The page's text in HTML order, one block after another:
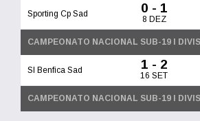
Sporting Cp Sad 0 - 1
8 DEZ
CAMPEONATO NACIONAL SUB-19 I
Sl Benfica Sad 1 - 2
16 SET
CAMPEONATO NACIONAL SUB-19 I